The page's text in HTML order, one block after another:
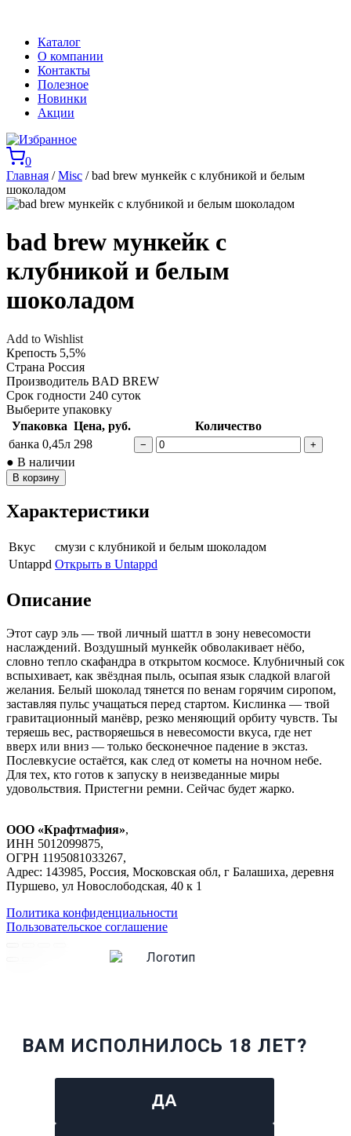
Каталог
О компании
Контакты
Полезное
Новинки
Акции
0
Главная /Misc / bad brew мункейк с клубникой и белым
шоколадом
bad brew мункейк с
клубникой и белым
шоколадом
Add to Wishlist
Крепость 5,5%
Страна Россия
Производитель BAD BREW
Срок годности 240 суток
Выберите упаковку
Упаковка Цена, руб.
Количество
банка 0,45л 298 − +
● В наличии
В корзину
Характеристики
Вкус
смузи с клубникой и белым шоколадом
Untappd Открыть в Untappd
Описание
Этот саур эль — твой личный шаттл в зону невесомости
наслаждений. Воздушный мункейк обволакивает нёбо,
словно тепло скафандра в открытом космосе. Клубничный сок
вспыхивает, как звёздная пыль, осыпая язык сладкой влагой
желания. Белый шоколад тянется по венам горячим сиропом,
заставляя пульс учащаться перед стартом. Кислинка — твой
гравитационный манёвр, резко меняющий орбиту чувств. Ты
теряешь вес, растворяешься в невесомости вкуса, где нет
вверх или вниз — только бесконечное падение в экстаз.
Послевкусие остаётся, как след от кометы на ночном небе.
Для тех, кто готов к запуску в неизведанные миры
удовольствия. Пристегни ремни. Сейчас будет жарко.
ООО «Крафтмафия»,
ИНН 5012099875,
ОГРН 1195081033267,
Адрес: 143985, Россия, Московская обл, г Балашиха, деревня
Пуршево, ул Новослободская, 40 к 1
Политика конфиденциальности
Пользовательское соглашение
ВАМ ИСПОЛНИЛОСЬ 18 ЛЕТ?
ДА